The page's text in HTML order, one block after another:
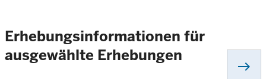
Erhebungsinformationen für
ausgewählte Erhebungen
east